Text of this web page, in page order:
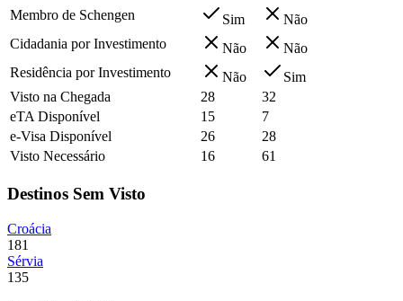
Membro de Schengen
Sim
Não
Cidadania por Investimento
Não
Não
Residência por Investimento
Não
Sim
Visto na Chegada
28
32
eTA Disponível
15
7
e-Visa Disponível
26
28
Visto Necessário
16 61
Destinos Sem Visto
Croácia
181
Sérvia
135